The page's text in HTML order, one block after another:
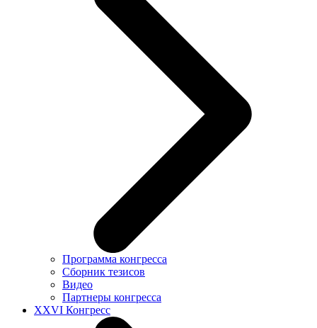
Программа конгресса
Сборник тезисов
Видео
Партнеры конгресса
XXVI Конгресс